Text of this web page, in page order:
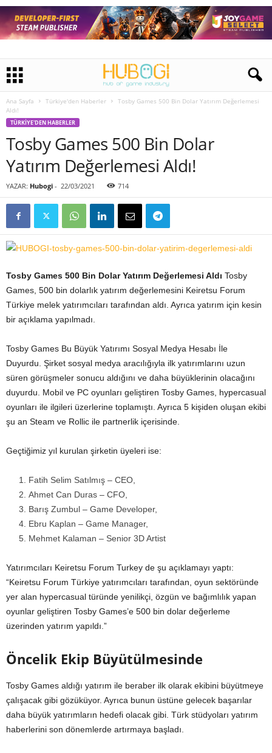
Ana Sayfa Türkiye'den Haberler
Tosby Games 500 Bin Dolar Yatırım Değerlemesi
Aldı!
TÜRKIYE'DEN HABERLER
Tosby Games 500 Bin Dolar
Yatırım Değerlemesi Aldı!
YAZAR: Hubogi - 22/03/2021 714
Tosby Games 500 Bin Dolar Yatırım Değerlemesi Aldı Tosby
Games, 500 bin dolarlık yatırım değerlemesini Keiretsu Forum
Türkiye melek yatırımcıları tarafından aldı. Ayrıca yatırım için kesin
bir açıklama yapılmadı.
Tosby Games Bu Büyük Yatırımı Sosyal Medya Hesabı İle
Duyurdu. Şirket sosyal medya aracılığıyla ilk yatırımlarını uzun
süren görüşmeler sonucu aldığını ve daha büyüklerinin olacağını
duyurdu. Mobil ve PC oyunları geliştiren Tosby Games, hypercasual
oyunları ile ilgileri üzerlerine toplamıştı. Ayrıca 5 kişiden oluşan ekibi
şu an Steam ve Rollic ile partnerlik içerisinde.
Geçtiğimiz yıl kurulan şirketin üyeleri ise:
Fatih Selim Satılmış – CEO,
Ahmet Can Duras – CFO,
Barış Zumbul – Game Developer,
Ebru Kaplan – Game Manager,
Mehmet Kalaman – Senior 3D Artist
Yatırımcıları Keiretsu Forum Turkey de şu açıklamayı yaptı:
“Keiretsu Forum Türkiye yatırımcıları tarafından, oyun sektöründe
yer alan hypercasual türünde yenilikçi, özgün ve bağımlılık yapan
oyunlar geliştiren Tosby Games’e 500 bin dolar değerleme
üzerinden yatırım yapıldı.”
Öncelik Ekip Büyütülmesinde
Tosby Games aldığı yatırım ile beraber ilk olarak ekibini büyütmeye
çalışacak gibi gözüküyor. Ayrıca bunun üstüne gelecek başarılar
daha büyük yatırımların hedefi olacak gibi. Türk stüdyoları yatırım
haberlerini son dönemlerde artırmaya başladı.